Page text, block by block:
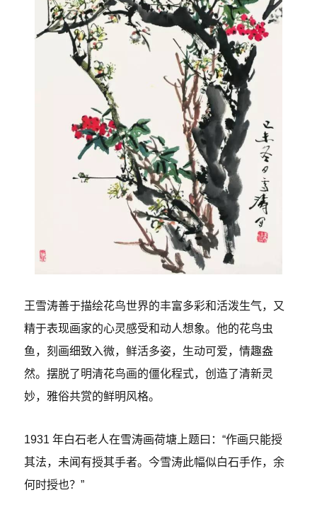
王雪涛善于描绘花鸟世界的丰富多彩和活泼生气，又
精于表现画家的心灵感受和动人想象。他的花鸟虫
鱼，刻画细致入微，鲜活多姿，生动可爱，情趣盎
然。摆脱了明清花鸟画的僵化程式，创造了清新灵
妙，雅俗共赏的鲜明风格。
1931 年白石老人在雪涛画荷塘上题曰：“作画只能授
其法，未闻有授其手者。今雪涛此幅似白石手作，余
何时授也？”